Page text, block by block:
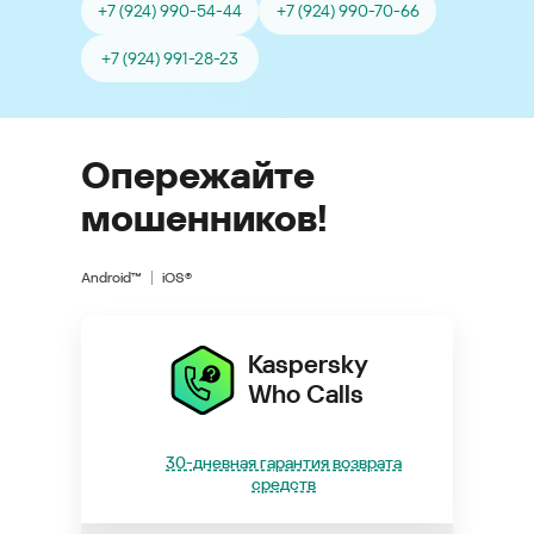
+7 (924) 990-54-44 +7 (924) 990-70-66
+7 (924) 991-28-23
Опережайте
мошенников!
Android™ iOS®
Kaspersky
Who Calls
30-дневная гарантия возврата
средств